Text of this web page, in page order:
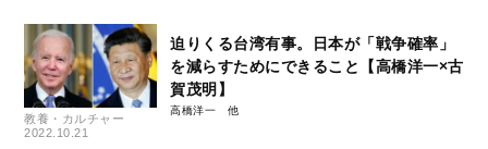
教養・カルチャー
2022.10.21
迫りくる台湾有事。日本が「戦争確率」
を減らすためにできること【高橋洋一×古
賀茂明】
高橋洋一